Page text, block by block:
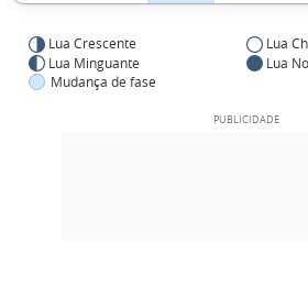
Lua Crescente
Lua
Lua Minguante
Lua
Mudança de fase